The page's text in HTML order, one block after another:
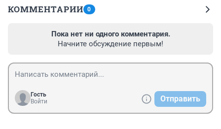
КОММЕНТАРИИ 0
Пока нет ни одного комментария.
Начните обсуждение первым!
Гость
Войти
Отправить